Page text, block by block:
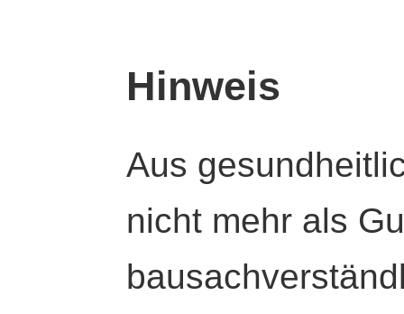
Hinweis
Aus
nicht mehr als